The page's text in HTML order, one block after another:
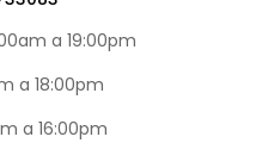
a 19:00pm
a 18:00pm
a 16:00pm